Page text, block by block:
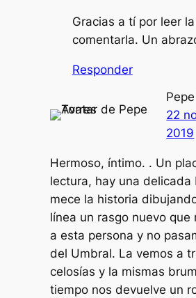
Gracias a tí por leer
comentarla. Un
Responder
22
2019
Hermoso, íntimo. . Un
lectura, hay una delicada
mece la historia
línea un rasgo nuevo que
a esta persona y no
del Umbral. La vemos a
celosías y la mismas
tiempo nos devuelve un